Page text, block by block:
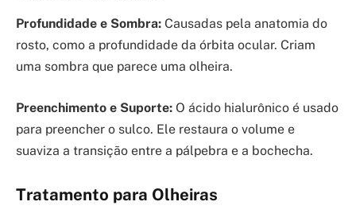
Profundidade e Sombra: Causadas pela anatomia do
rosto, como a profundidade da órbita ocular. Criam
uma sombra que parece uma olheira.
Preenchimento e Suporte: O ácido hialurônico é usado
para preencher o sulco. Ele restaura o volume e
suaviza a transição entre a pálpebra e a bochecha.
Tratamento para Olheiras